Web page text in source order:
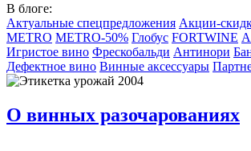
В блоге:
Актуальные спецпредложения Акции-
METRO METRO-50% Глобус FORTWINE
Игристое вино Фрескобальди Антинори
Дефектное вино Винные аксессуары
О винных разочарованиях